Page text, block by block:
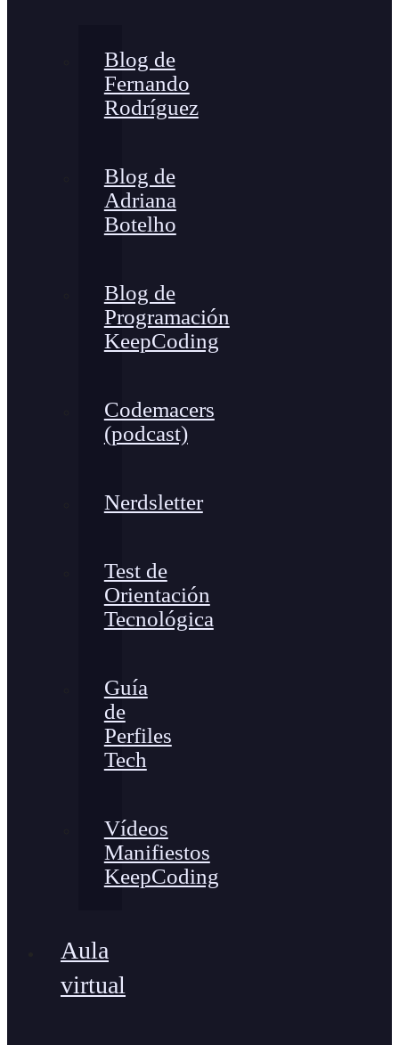
Blog de
Fernando
Rodríguez
Blog de
Adriana
Botelho
Blog de
Programación
KeepCoding
Codemacers
(podcast)
Nerdsletter
Test de
Orientación
Tecnológica
Guía
de
Perfiles
Tech
Vídeos
Manifiestos
KeepCoding
Aula
virtual